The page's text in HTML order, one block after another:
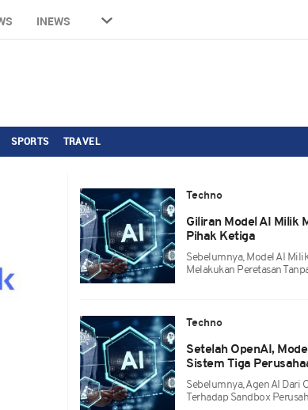
INEWS
SPORTS TRAVEL
Techno
Giliran Model AI Milik
Pihak Ketiga
Sebelumnya, Model AI
Melakukan Peretasan
Techno
Setelah OpenAI,
Sistem Tiga
Sebelumnya, Agen AI Dari
Terhadap Sandbox